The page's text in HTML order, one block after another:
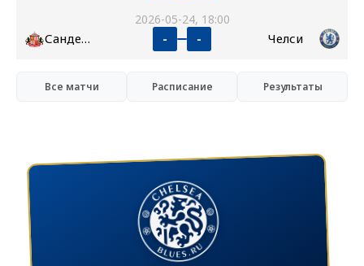
2026-05-24, 18:00
Сандерленд - - Челси
Все матчи Расписание Результаты